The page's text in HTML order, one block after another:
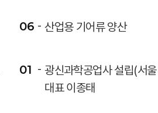
06 산업용 기어류 양산
01
광신과학공업사 설립(서
대표 이종태